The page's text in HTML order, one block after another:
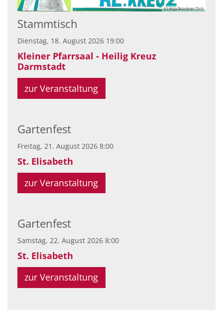
(c) Anja Brückner Dick
Stammtisch
Dienstag, 18. August 2026 19:00
Kleiner Pfarrsaal - Heilig Kreuz
Darmstadt
zur Veranstaltung
Gartenfest
Freitag, 21. August 2026 8:00
St. Elisabeth
zur Veranstaltung
Gartenfest
Samstag, 22. August 2026 8:00
St. Elisabeth
zur Veranstaltung